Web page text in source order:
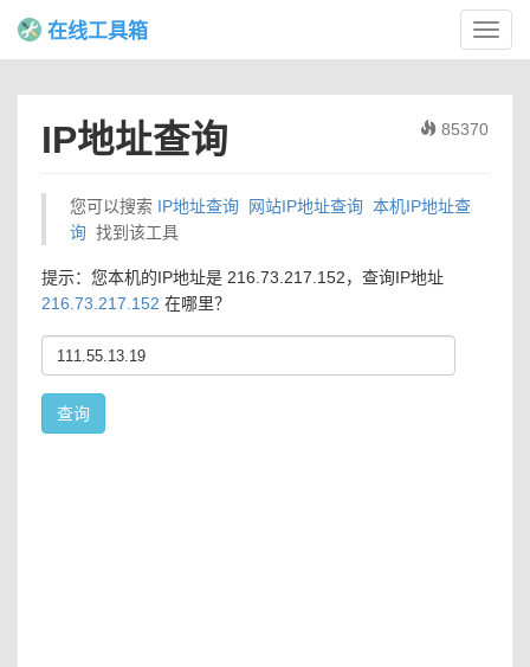
在线工具箱
IP地址查询 85370
您可以搜索 IP地址查询 网站IP地址查询 本机IP地址查
询 找到该工具
提示：您本机的IP地址是 216.73.217.152，查询IP地址
216.73.217.152 在哪里？
查询